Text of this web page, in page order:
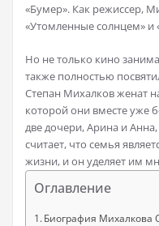
«Бумер». Как режиссер,
«Утомленные солнцем» и
Но не только кино
также полностью
Степан Михалков женат
которой они вместе уже
две дочери, Арина и
считает, что семья
жизни, и он уделяет им
Оглавление
Биография Михалкова